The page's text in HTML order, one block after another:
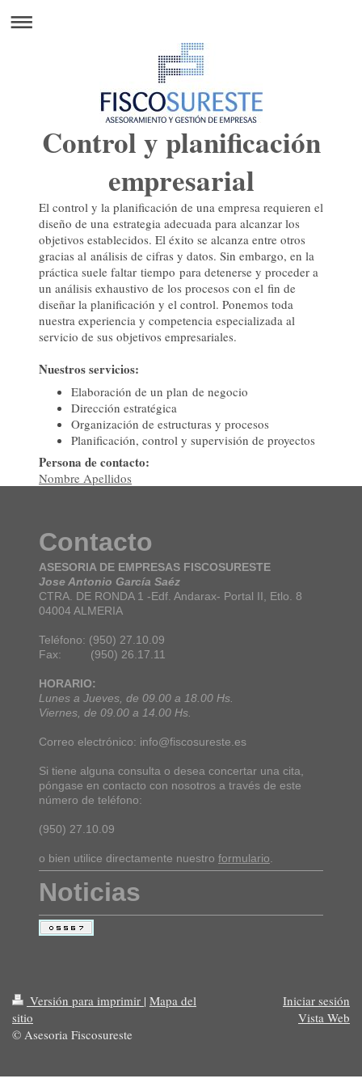
Control y planificación
empresarial
El control y la planificación de una empresa requieren el
diseño de una estrategia adecuada para alcanzar los
objetivos establecidos. El éxito se alcanza entre otros
gracias al análisis de cifras y datos. Sin embargo, en la
práctica suele faltar tiempo para detenerse y proceder a
un análisis exhaustivo de los procesos con el fin de
diseñar la planificación y el control. Ponemos toda
nuestra experiencia y competencia especializada al
servicio de sus objetivos empresariales.
Nuestros servicios:
Elaboración de un plan de negocio
Dirección estratégica
Organización de estructuras y procesos
Planificación, control y supervisión de proyectos
Persona de contacto:
Nombre Apellidos
Contacto
ASESORIA DE EMPRESAS FISCOSURESTE
Jose Antonio García Saéz
CTRA. DE RONDA 1 -Edf. Andarax- Portal II, Etlo. 8
04004 ALMERIA
Teléfono: (950) 27.10.09
Fax: (950) 26.17.11
HORARIO:
Lunes a Jueves, de 09.00 a 18.00 Hs.
Viernes, de 09.00 a 14.00 Hs.
Correo electrónico: info@fiscosureste.es
Si tiene alguna consulta o desea concertar una cita,
póngase en contacto con nosotros a través de este
número de teléfono:
(950) 27.10.09
o bien utilice directamente nuestro formulario
Noticias
Versión para imprimir | Mapa del
sitio
© Asesoria Fiscosureste
Iniciar sesión
Vista Web